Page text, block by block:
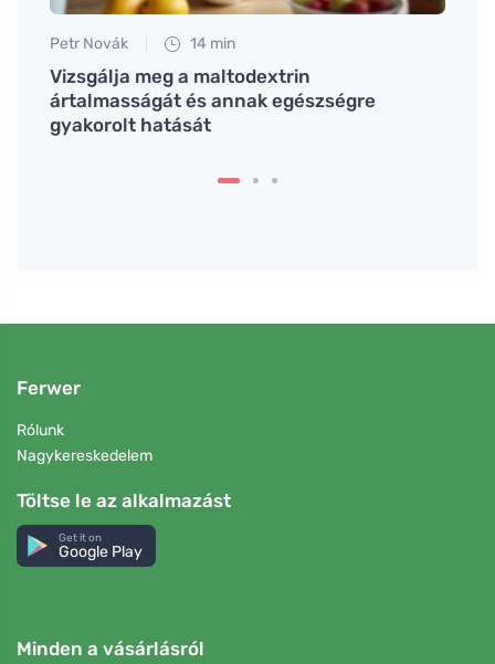
Petr Novák 14 min
Vizsgálja meg a maltodextrin
ártalmasságát és annak egészségre
gyakorolt hatását
Ferwer
Rólunk
Nagykereskedelem
Töltse le az alkalmazást
Get it on
Google Play
Minden a vásárlásról